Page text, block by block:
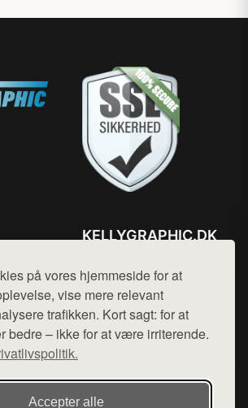
på vores hjemmeside for at
vise mere relevant
trafikken. Kort sagt: for at
bedre – ikke for at være irriterende.
Accepter alle
KELLYGRAPHIC.DK
Mail: hej@want.dk
Cookie- og privatlivspolitik
af want.dk, der udgiver en række